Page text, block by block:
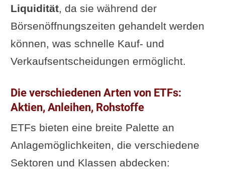
Liquidität, da sie während der
Börsenöffnungszeiten gehandelt werden
können, was schnelle Kauf- und
Verkaufsentscheidungen ermöglicht.
Die verschiedenen Arten von ETFs:
Aktien, Anleihen, Rohstoffe
ETFs bieten eine breite Palette an
Anlagemöglichkeiten, die verschiedene
Sektoren und Klassen abdecken: